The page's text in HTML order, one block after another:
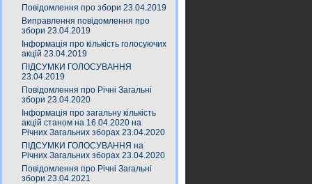
Повідомлення про збори 23.04.2019
Виправлення повідомлення про
збори 23.04.2019
Інформація про кількість голосуючих
акцій 23.04.2019
ПІДСУМКИ ГОЛОСУВАННЯ
23.04.2019
Повідомлення про Річні Загальні
збори 23.04.2020
Інформація про загальну кількість
акцій станом на 16.04.2020 на
Річних Загальних зборах 23.04.2020
ПІДСУМКИ ГОЛОСУВАННЯ на
Річних Загальних зборах 23.04.2020
Повідомлення про Річні Загальні
збори 23.04.2021